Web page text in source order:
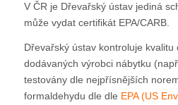
V ČR je Dřevařský ústav jediná
může vydat certifikát EPA/CARB.
Dřevařský ústav kontroluje kvalitu
dodávaných výrobci nábytku
testovány dle nejpřísnějších
formaldehydu dle dle EPA (US